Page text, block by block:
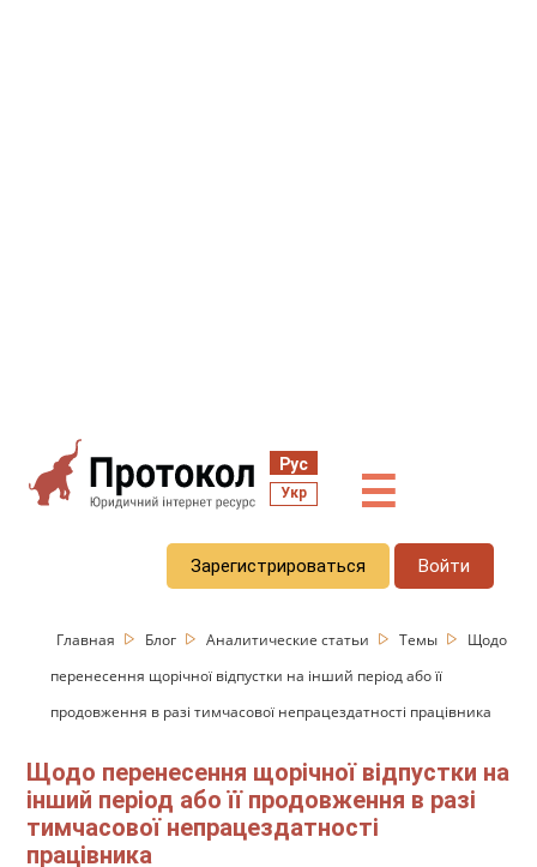
Рус
Укр ☰
Зарегистрироваться Войти
Главная Блог Аналитические статьи Темы
Щодо
перенесення щорічної відпустки на інший період або її
продовження в разі тимчасової непрацездатності працівника
Щодо перенесення щорічної відпустки на
інший період або її продовження в разі
тимчасової непрацездатності
працівника